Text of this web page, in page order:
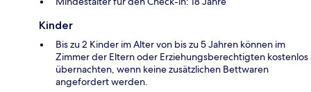
Kinder
Bis zu 2 Kinder im Alter von bis zu 5 Jahren können im
Zimmer der Eltern oder Erziehungsberechtigten kostenlos
übernachten, wenn keine zusätzlichen Bettwaren
angefordert werden.